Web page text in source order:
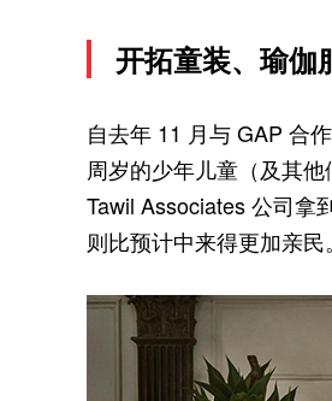
开拓童装、瑜伽
自去年 11 月与 GAP 合
周岁的少年儿童（及其
Tawil Associates 公司拿
则比预计中来得更加亲民。